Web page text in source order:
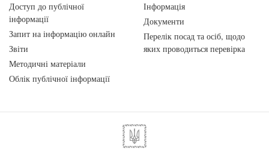
Доступ до публічної
інформації
Запит на інформацію онлайн
Звіти
Методичні матеріали
Облік публічної інформації
Інформація
Документи
Перелік посад та осіб, щодо
яких проводиться перевірка